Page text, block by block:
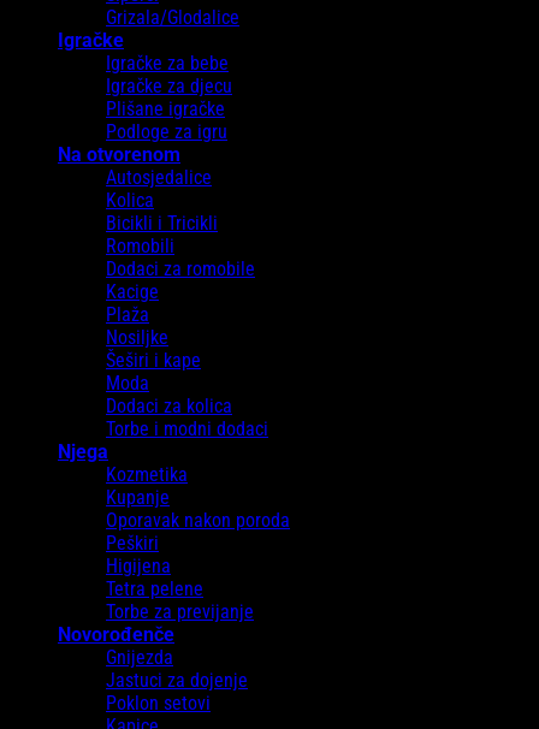
Grizala/Glodalice
Igračke
Igračke za bebe
Igračke za djecu
Plišane igračke
Podloge za igru
Na otvorenom
Autosjedalice
Kolica
Bicikli i Tricikli
Romobili
Dodaci za romobile
Kacige
Plaža
Nosiljke
Šeširi i kape
Moda
Dodaci za kolica
Torbe i modni dodaci
Njega
Kozmetika
Kupanje
Oporavak nakon poroda
Peškiri
Higijena
Tetra pelene
Torbe za previjanje
Novorođenče
Gnijezda
Jastuci za dojenje
Poklon setovi